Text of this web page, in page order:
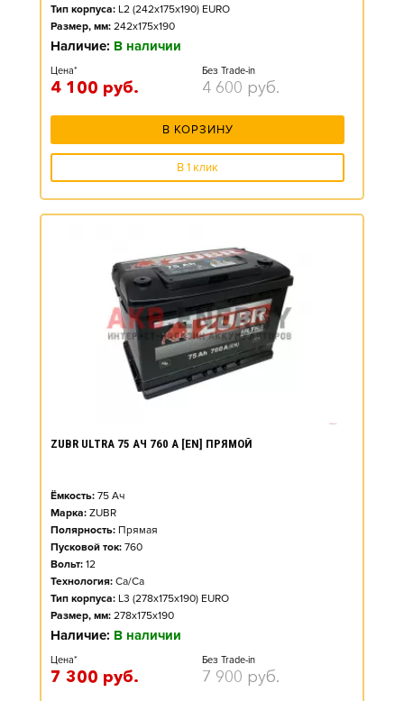
Тип корпуса: L2 (242x175x190) EURO
Размер, мм: 242x175x190
Наличие: В наличии
Цена*
4 100 руб.
Без Trade-in
4 600 руб.
В КОРЗИНУ
В 1 клик
ZUBR ULTRA 75 АЧ 760 А [EN] ПРЯМОЙ
Ёмкость: 75 Ач
Марка: ZUBR
Полярность: Прямая
Пусковой ток: 760
Вольт: 12
Технология: Ca/Ca
Тип корпуса: L3 (278x175x190) EURO
Размер, мм: 278x175x190
Наличие: В наличии
Цена*
7 300 руб.
Без Trade-in
7 900 руб.